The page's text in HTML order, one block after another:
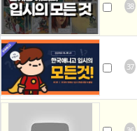
38
37